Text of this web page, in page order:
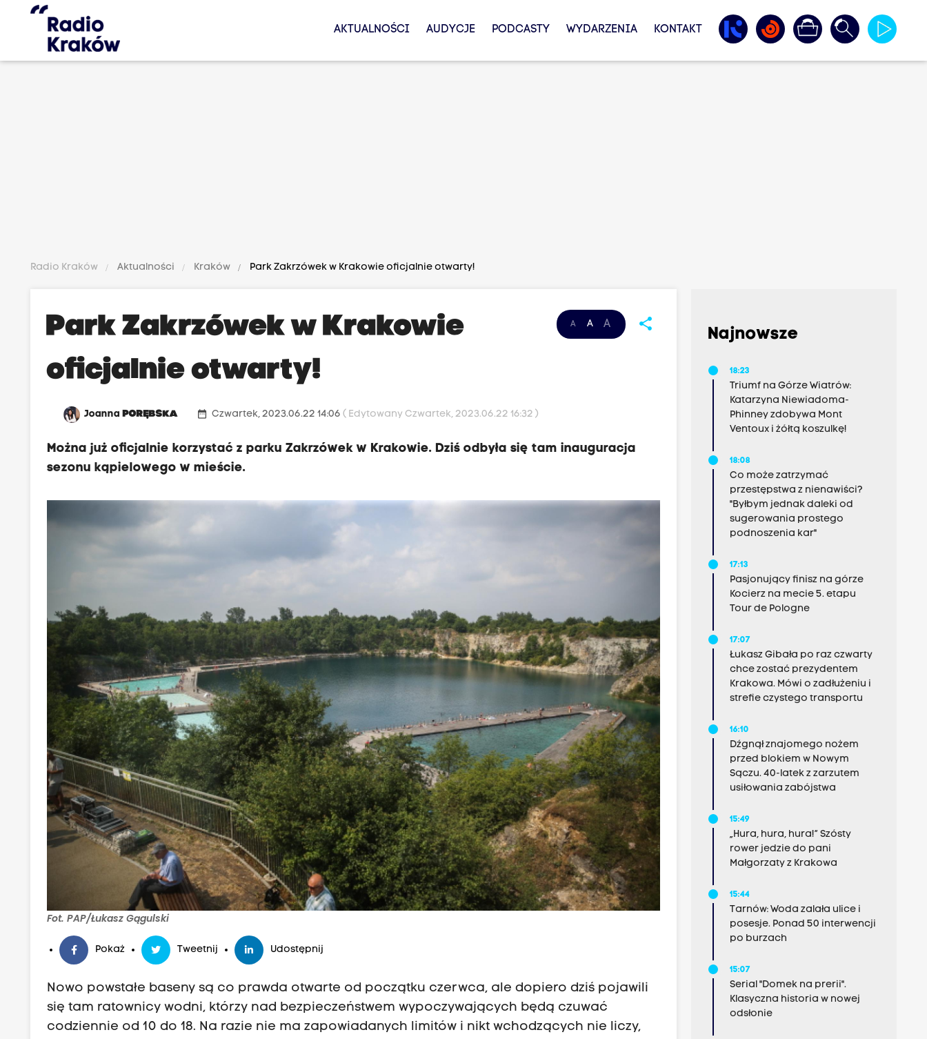
AKTUALNOŚCI AUDYCJE PODCASTY WYDARZENIA KONTAKT
Radio Kraków Aktualności Kraków Park Zakrzówek w Krakowie oficjalnie otwarty!
A A A share
Park Zakrzówek w Krakowie
oficjalnie otwarty!
JoannaPORĘBSKA date_range Czwartek, 2023.06.22 14:06( Edytowany Czwartek, 2023.06.22 16:32 )
Można już oficjalnie korzystać z parku Zakrzówek w Krakowie. Dziś odbyła się tam inauguracja
sezonu kąpielowego w mieście.
Fot. PAP/Łukasz Gągulski
Pokaż Tweetnij Udostępnij
Nowo powstałe baseny są co prawda otwarte od początku czerwca, ale dopiero dziś pojawili
się tam ratownicy wodni, którzy nad bezpieczeństwem wypoczywających będą czuwać
codziennie od 10 do 18. Na razie nie ma zapowiadanych limitów i nikt wchodzących nie liczy,
Najnowsze
18:23
Triumf na Górze Wiatrów:
Katarzyna Niewiadoma-
Phinney zdobywa Mont
Ventoux i żółtą koszulkę!
18:08
Co może zatrzymać
przestępstwa z nienawiści?
"Byłbym jednak daleki od
sugerowania prostego
podnoszenia kar"
17:13
Pasjonujący finisz na górze
Kocierz na mecie 5. etapu
Tour de Pologne
17:07
Łukasz Gibała po raz czwarty
chce zostać prezydentem
Krakowa. Mówi o zadłużeniu i
strefie czystego transportu
16:10
Dźgnął znajomego nożem
przed blokiem w Nowym
Sączu. 40-latek z zarzutem
usiłowania zabójstwa
15:49
„Hura, hura, hura!” Szósty
rower jedzie do pani
Małgorzaty z Krakowa
15:44
Tarnów: Woda zalała ulice i
posesje. Ponad 50 interwencji
po burzach
15:07
Serial "Domek na prerii".
Klasyczna historia w nowej
odsłonie